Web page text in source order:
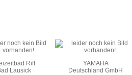
Riff
Lausick
YAMAHA
Deutschland GmbH